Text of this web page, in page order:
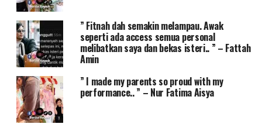
” Fitnah dah semakin melampau. Awak
seperti ada access semua personal
melibatkan saya dan bekas isteri.. ” – Fattah
Amin
” I made my parents so proud with my
performance.. ” – Nur Fatima Aisya